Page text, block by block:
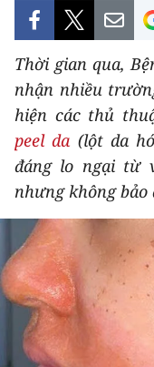
VĂN HÓA
XÃ HỘI
PHÁP LUẬT
DU LỊCH
THẾ GIỚI
THỂ THAO
GIÁO DỤC
Y TẾ
Thời gian qua,
nhận nhiều
hiện các thủ
peel da (lột da
đáng lo ngại từ
nhưng không bảo